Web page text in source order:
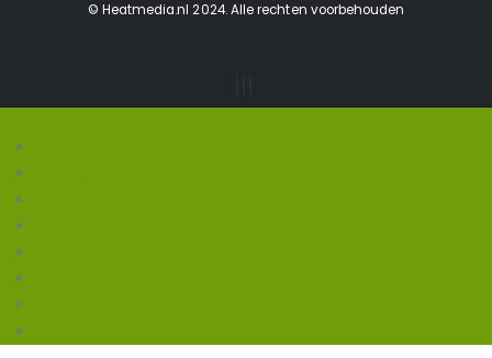
© Heatmedia.nl 2024. Alle rechten voorbehouden